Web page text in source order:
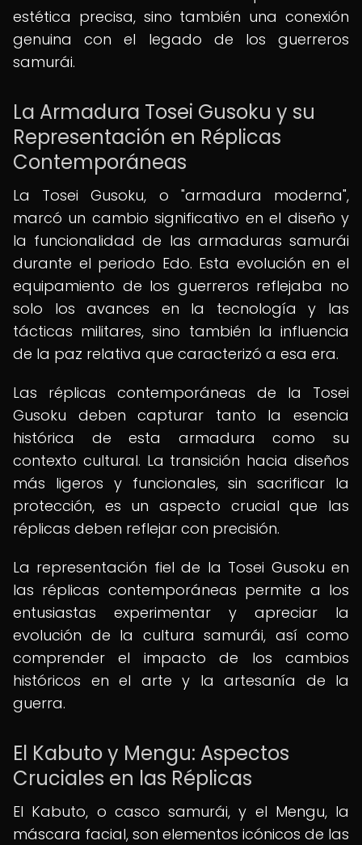
estética precisa, sino también una conexión
genuina con el legado de los guerreros
samurái.
La Armadura Tosei Gusoku y su
Representación en Réplicas
Contemporáneas
La Tosei Gusoku, o "armadura moderna",
marcó un cambio significativo en el diseño y
la funcionalidad de las armaduras samurái
durante el periodo Edo. Esta evolución en el
equipamiento de los guerreros reflejaba no
solo los avances en la tecnología y las
tácticas militares, sino también la influencia
de la paz relativa que caracterizó a esa era.
Las réplicas contemporáneas de la Tosei
Gusoku deben capturar tanto la esencia
histórica de esta armadura como su
contexto cultural. La transición hacia diseños
más ligeros y funcionales, sin sacrificar la
protección, es un aspecto crucial que las
réplicas deben reflejar con precisión.
La representación fiel de la Tosei Gusoku en
las réplicas contemporáneas permite a los
entusiastas experimentar y apreciar la
evolución de la cultura samurái, así como
comprender el impacto de los cambios
históricos en el arte y la artesanía de la
guerra.
El Kabuto y Mengu: Aspectos
Cruciales en las Réplicas
El Kabuto, o casco samurái, y el Mengu, la
máscara facial, son elementos icónicos de las